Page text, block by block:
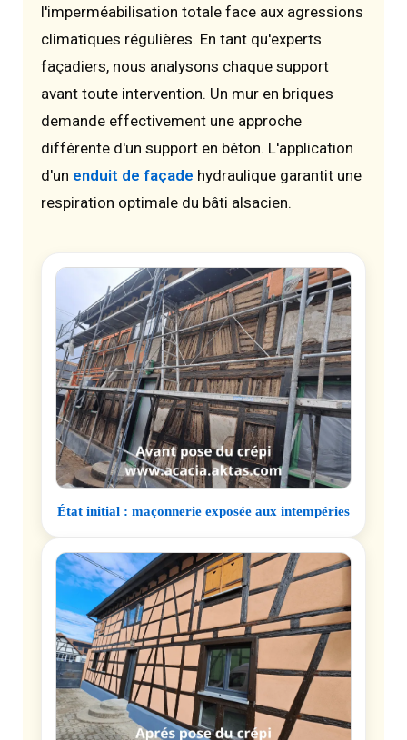
l'imperméabilisation totale face aux agressions
climatiques régulières. En tant qu'experts
façadiers, nous analysons chaque support
avant toute intervention. Un mur en briques
demande effectivement une approche
différente d'un support en béton. L'application
d'un enduit de façade hydraulique garantit une
respiration optimale du bâti alsacien.
État initial : maçonnerie exposée aux intempéries